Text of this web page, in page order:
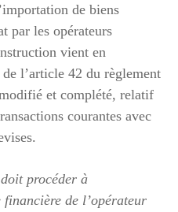
de biens
par les opérateurs
vient en
l’article 42 du règlement
et complété, relatif
courantes avec
procéder à
de l’opérateur